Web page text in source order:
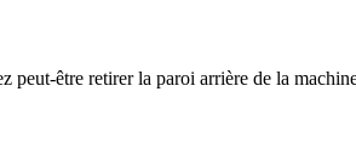
être retirer la paroi arrière de la